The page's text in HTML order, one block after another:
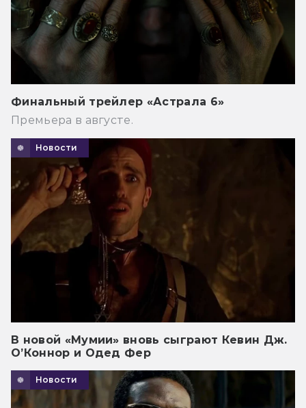
Финальный трейлер «Астрала 6»
Премьера в августе.
Новости
В новой «Мумии» вновь сыграют Кевин Дж.
О’Коннор и Одед Фер
Новости